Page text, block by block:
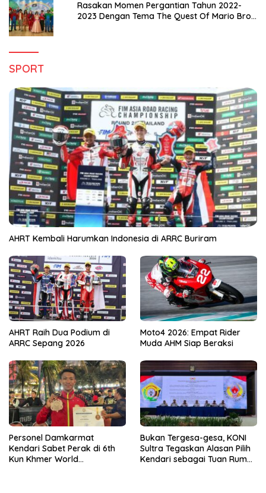
Rasakan Momen Pergantian Tahun 2022-
2023 Dengan Tema The Quest Of Mario Bros
SPORT
AHRT Kembali Harumkan Indonesia di ARRC Buriram
AHRT Raih Dua Podium di
ARRC Sepang 2026
Moto4 2026: Empat Rider
Muda AHM Siap Beraksi
Personel Damkarmat
Kendari Sabet Perak di 6th
Kun Khmer World
Bukan Tergesa-gesa, KONI
Sultra Tegaskan Alasan Pilih
Kendari sebagai Tuan Rumah